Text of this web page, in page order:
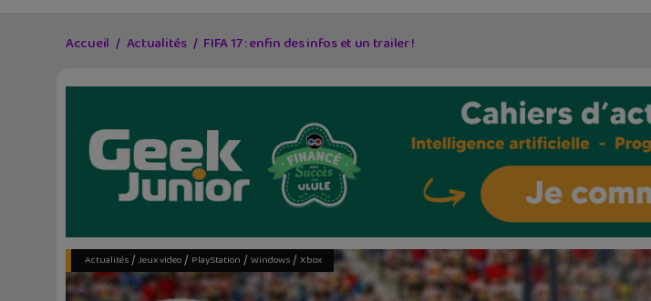
Accueil Actualités FIFA 17 : enfin des infos et un trailer !
Actualités/ Jeux video/ PlayStation / Windows/ Xbox